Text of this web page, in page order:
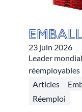
23 juin 2026
Leader
accompagne
acteurs des
Articles
Réemploi